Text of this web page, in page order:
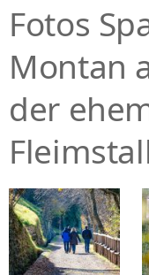
Fotos
Montan
der